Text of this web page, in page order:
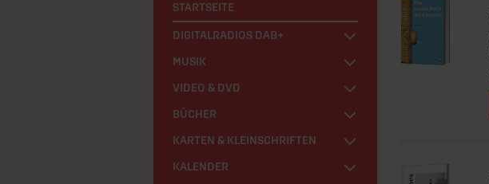
STARTSEITE
DIGITALRADIOS DAB+
MUSIK
VIDEO & DVD
BÜCHER
KARTEN & KLEINSCHRIFTEN
KALENDER